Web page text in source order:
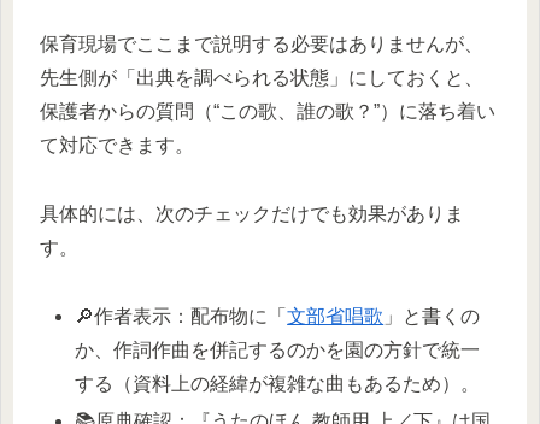
保育現場でここまで説明する必要はありませんが、
先生側が「出典を調べられる状態」にしておくと、
保護者からの質問（“この歌、誰の歌？”）に落ち着い
て対応できます。
具体的には、次のチェックだけでも効果がありま
す。
🔎作者表示：配布物に「文部省唱歌 」と書くの
か、作詞作曲を併記するのかを園の方針で統一
する（資料上の経緯が複雑な曲もあるため）。